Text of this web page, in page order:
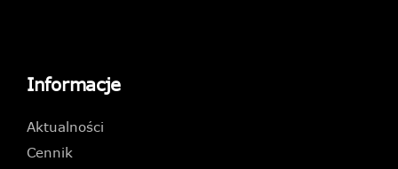
Informacje
Aktualności
Cennik